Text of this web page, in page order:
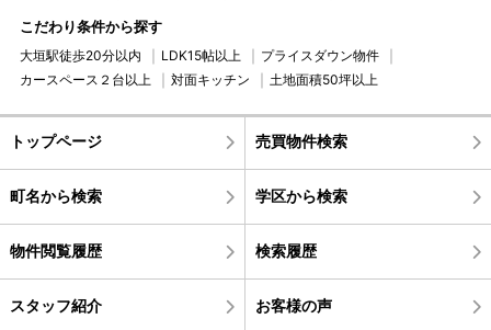
こだわり条件から探す
大垣駅徒歩20分以内 LDK15帖以上
プライスダウン物件
カースペース２台以上
対面キッチン 土地面積50坪以上
トップページ 売買物件検索
町名から検索 学区から検索
物件閲覧履歴 検索履歴
スタッフ紹介 お客様の声